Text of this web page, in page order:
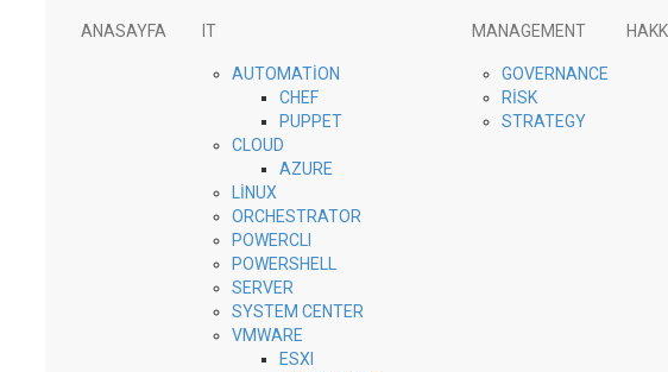
ANASAYFA IT
AUTOMATION
CHEF
PUPPET
CLOUD
AZURE
LINUX
ORCHESTRATOR
POWERCLI
POWERSHELL
SERVER
SYSTEM CENTER
VMWARE
ESXI
MANAGEMENT
GOVERNANCE
RISK
STRATEGY